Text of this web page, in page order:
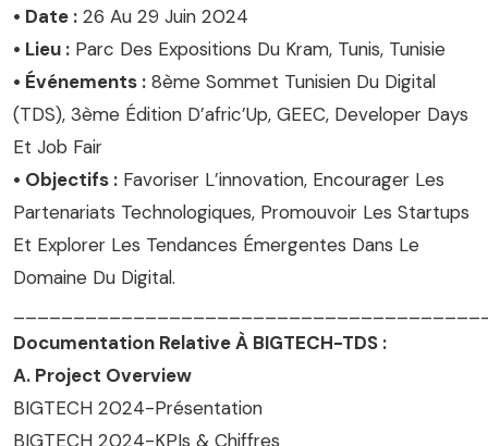
• Date : 26 Au 29 Juin 2024
• Lieu : Parc Des Expositions Du Kram, Tunis, Tunisie
• Événements : 8ème Sommet Tunisien Du Digital
(TDS), 3ème Édition D’afric’Up, GEEC, Developer Days
Et Job Fair
• Objectifs : Favoriser L’innovation, Encourager Les
Partenariats Technologiques, Promouvoir Les Startups
Et Explorer Les Tendances Émergentes Dans Le
Domaine Du Digital.
Documentation Relative À BIGTECH-TDS :
A. Project Overview
BIGTECH 2024-Présentation
BIGTECH 2024-KPIs & Chiffres